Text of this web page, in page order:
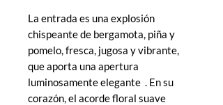
La entrada es una explosión
chispeante de bergamota, piña y
pomelo, fresca, jugosa y vibrante,
que aporta una apertura
luminosamente elegante . En su
corazón, el acorde floral suave